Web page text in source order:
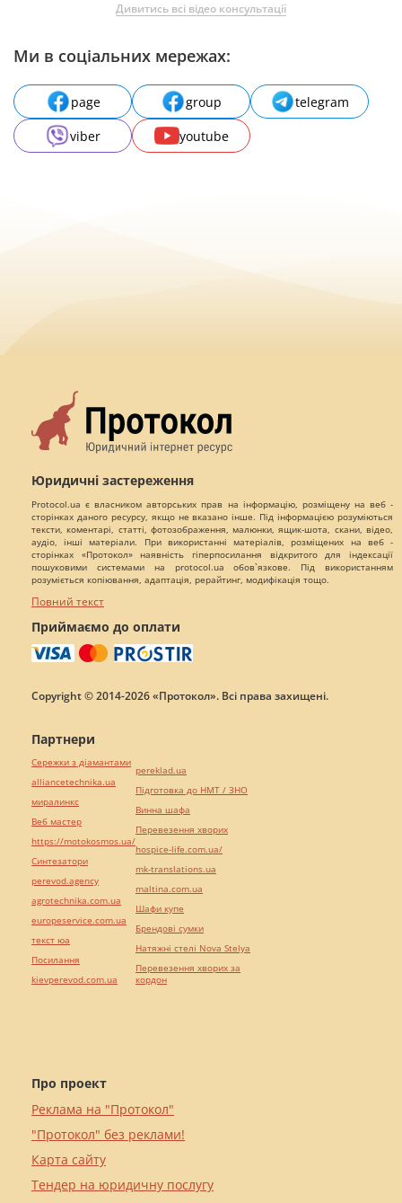
Дивитись всі відео консультації
Ми в соціальних мережах:
page group
telegram
viber
youtube
Юридичні застереження
Protocol.ua є власником авторських прав на інформацію, розміщену на веб -
сторінках даного ресурсу, якщо не вказано інше. Під інформацією розуміються
тексти, коментарі, статті, фотозображення, малюнки, ящик-шота, скани, відео,
аудіо, інші матеріали. При використанні матеріалів, розміщених на веб -
сторінках «Протокол» наявність гіперпосилання відкритого для індексації
пошуковими системами на protocol.ua обов`язкове. Під використанням
розуміється копіювання, адаптація, рерайтинг, модифікація тощо.
Повний текст
Приймаємо до оплати
Copyright © 2014-2026 «Протокол». Всі права захищені.
Про проект
Реклама на "Протокол"
"Протокол" без реклами!
Карта сайту
Тендер на юридичну послугу
Партнери
Сережки з діамантами
alliancetechnika.ua
миралинкс
Веб мастер
https://motokosmos.ua/
Синтезатори
perevod.agency
agrotechnika.com.ua
europeservice.com.ua
текст юа
Посилання
kievperevod.com.ua
pereklad.ua
Підготовка до НМТ / ЗНО
Винна шафа
Перевезення хворих
hospice-life.com.ua/
mk-translations.ua
maltina.com.ua
Шафи купе
Брендові сумки
Натяжні стелі Nova Stelya
Перевезення хворих за
кордон